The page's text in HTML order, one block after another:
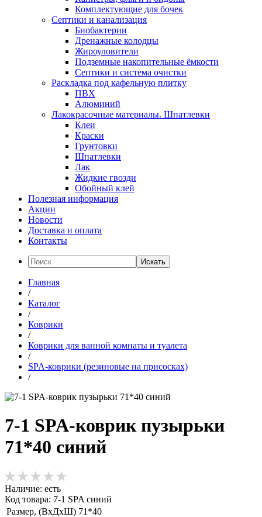
Комплектующие для бочек
Септики и канализация
Биобактерии
Дренажные колодцы
Жироуловители
Подземные накопительные ёмкости
Септики и система очистки
Раскладка под кафельную плитку
ПВХ
Алюминий
Лакокрасочные материалы. Шпатлевки
Клеи
Краски
Грунтовки
Шпатлевки
Лак
Жидкие гвозди
Обойный клей
Полезная информация
Акции
Новости
Доставка и оплата
Контакты
Искать
Главная
/
Каталог
/
Коврики
/
Коврики для ванной комнаты и туалета
/
SPA-коврики (резиновые на присосках)
/
7-1 SPA-коврик пузырьки
71*40 синий
Наличие: есть
Код товара: 7-1 SPA синий
Размер, (ВхДхШ) 71*40